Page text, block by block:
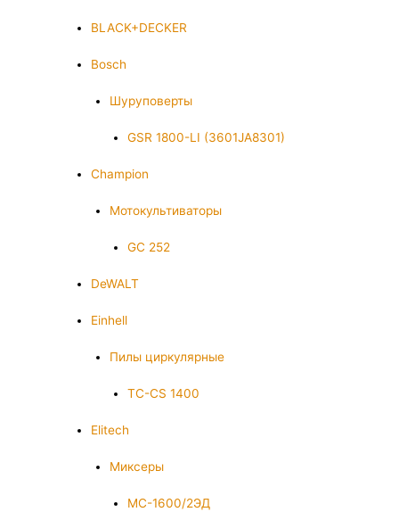
BLACK+DECKER
Bosch
Шуруповерты
GSR 1800-LI (3601JA8301)
Champion
Мотокультиваторы
GC 252
DeWALT
Einhell
Пилы циркулярные
TC-CS 1400
Elitech
Миксеры
МС-1600/2ЭД